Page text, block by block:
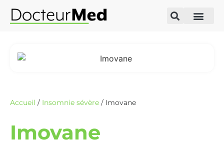
Accueil / Insomnie sévère / Imovane
Imovane